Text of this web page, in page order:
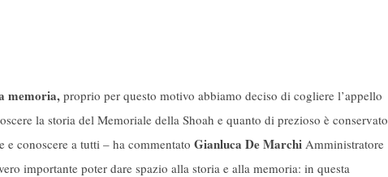
memoria, proprio per questo motivo abbiamo deciso di cogliere l’appello
la storia del Memoriale della Shoah e quanto di prezioso è conservato
conoscere a tutti – ha commentato Gianluca De Marchi Amministratore
importante poter dare spazio alla storia e alla memoria: in questa